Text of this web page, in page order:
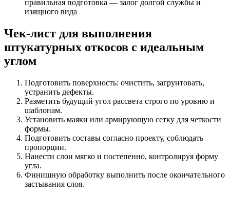
правильная подготовка — залог долгой службы и
изящного вида
Чек-лист для выполнения
штукатурных откосов с идеальным
углом
Подготовить поверхность: очистить, загрунтовать,
устранить дефекты.
Разметить будущий угол рассвета строго по уровню и
шаблонам.
Установить маяки или армирующую сетку для четкости
формы.
Подготовить составы согласно проекту, соблюдать
пропорции.
Нанести слои мягко и постепенно, контролируя форму
угла.
Финишную обработку выполнить после окончательного
застывания слоя.